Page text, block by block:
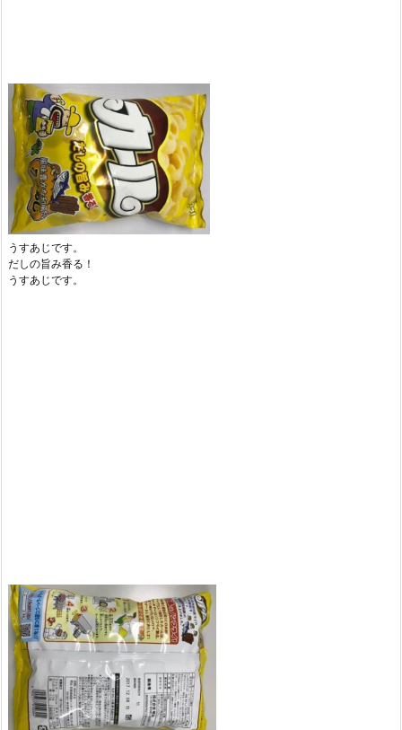
うすあじです。
だしの旨み香る！
うすあじです。